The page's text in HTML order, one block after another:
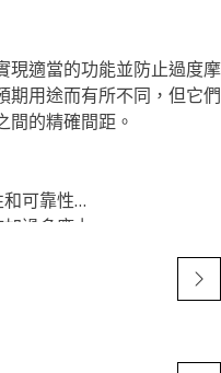
現適當的功能並防止過度摩
期用途而有所不同，但它們
間的精確間距。
可靠性
過多應力
藉此增加螺栓與挖掘機銷